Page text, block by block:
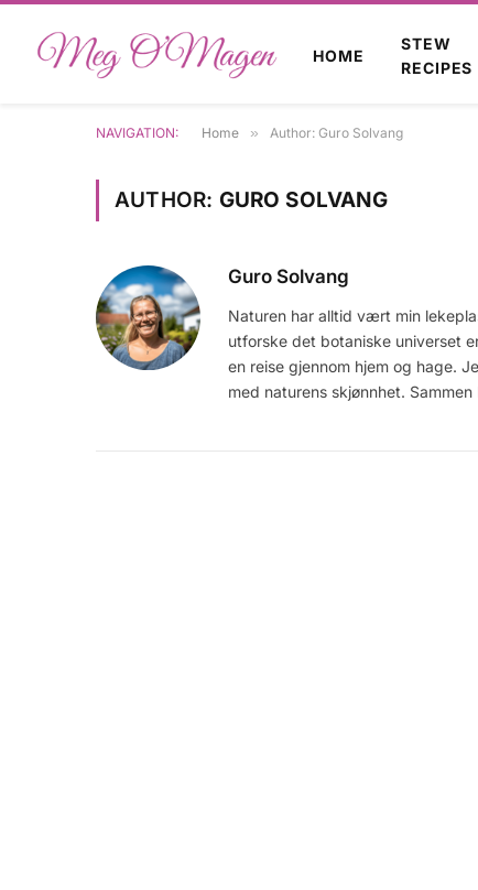
HOME
STEW
RECIPES
NAVIGATION: Home » Author: Guro Solvang
AUTHOR: GURO SOLVANG
Guro Solvang
Naturen har alltid vært min
utforske det botaniske universet
en reise gjennom hjem og hage.
med naturens skjønnhet.